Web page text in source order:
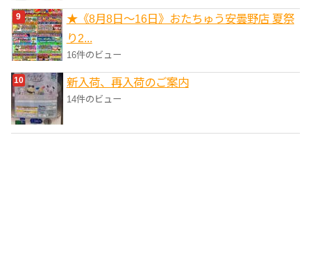
★《8月8日～16日》おたちゅう安曇野店 夏祭
り2...
16件のビュー
新入荷、再入荷のご案内
14件のビュー